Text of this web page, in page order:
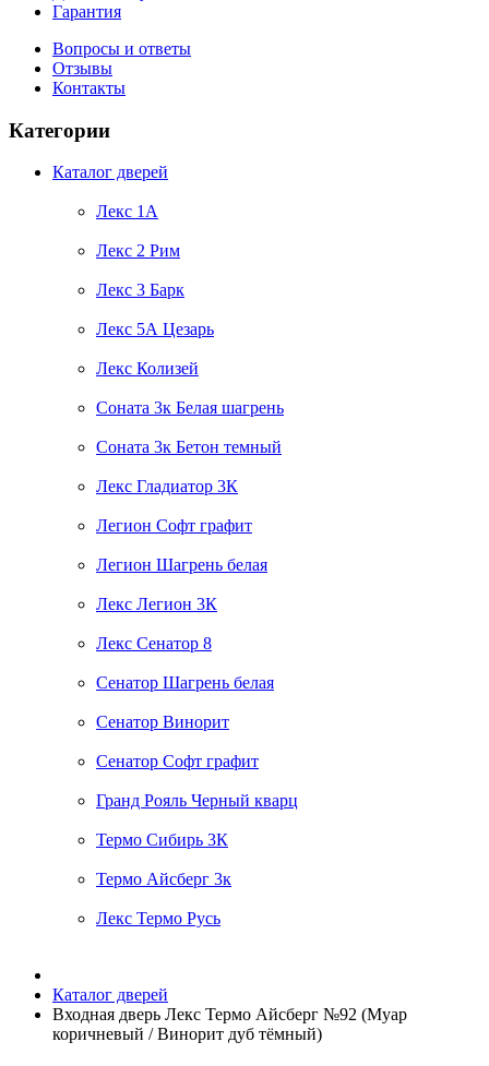
Гарантия
Вопросы и ответы
Отзывы
Контакты
Категории
Каталог дверей
Лекс 1А
Лекс 2 Рим
Лекс 3 Барк
Лекс 5А Цезарь
Лекс Колизей
Соната 3к Белая шагрень
Соната 3к Бетон темный
Лекс Гладиатор 3К
Легион Софт графит
Легион Шагрень белая
Лекс Легион 3К
Лекс Сенатор 8
Сенатор Шагрень белая
Сенатор Винорит
Сенатор Софт графит
Гранд Рояль Черный кварц
Термо Сибирь 3К
Термо Айсберг 3к
Лекс Термо Русь
Каталог дверей
Входная дверь Лекс Термо Айсберг №92 (Муар
коричневый / Винорит дуб тёмный)